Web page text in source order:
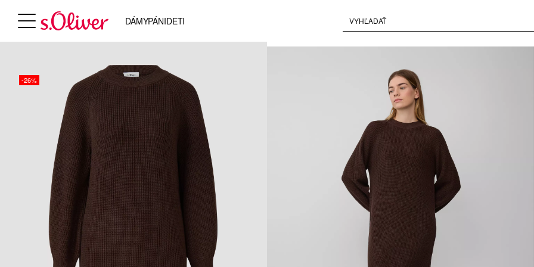
DÁMYPÁNIDETI
-26%
Paused • Muted